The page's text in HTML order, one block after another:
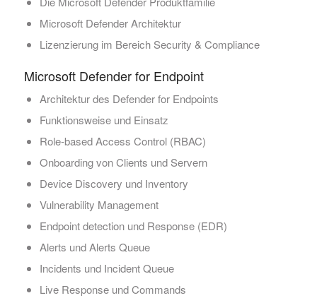
Microsoft Defender Architektur
Lizenzierung im Bereich Security & Compliance
Microsoft Defender for Endpoint
Architektur des Defender for Endpoints
Funktionsweise und Einsatz
Role-based Access Control (RBAC)
Onboarding von Clients und Servern
Device Discovery und Inventory
Vulnerability Management
Endpoint detection und Response (EDR)
Alerts und Alerts Queue
Incidents und Incident Queue
Live Response und Commands